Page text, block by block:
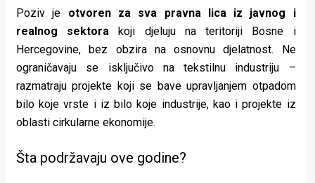
Aktivizam
Aktuelnosti
Promo
About
Magazin
Poziv je otvoren za sva pravna lica iz javnog i
realnog sektora koji djeluju na teritoriji Bosne i
Hercegovine, bez obzira na osnovnu djelatnost. Ne
ograničavaju se isključivo na tekstilnu industriju –
razmatraju projekte koji se bave upravljanjem otpadom
bilo koje vrste i iz bilo koje industrije, kao i projekte iz
oblasti cirkularne ekonomije.
Šta podržavaju ove godine?